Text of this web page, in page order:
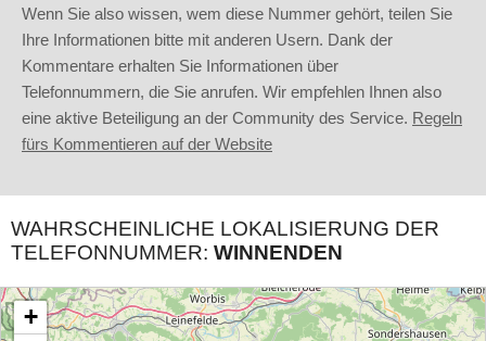
Wenn Sie also wissen, wem diese Nummer gehört, teilen Sie
Ihre Informationen bitte mit anderen Usern. Dank der
Kommentare erhalten Sie Informationen über
Telefonnummern, die Sie anrufen. Wir empfehlen Ihnen also
eine aktive Beteiligung an der Community des Service. Regeln
fürs Kommentieren auf der Website
WAHRSCHEINLICHE LOKALISIERUNG DER
TELEFONNUMMER: WINNENDEN